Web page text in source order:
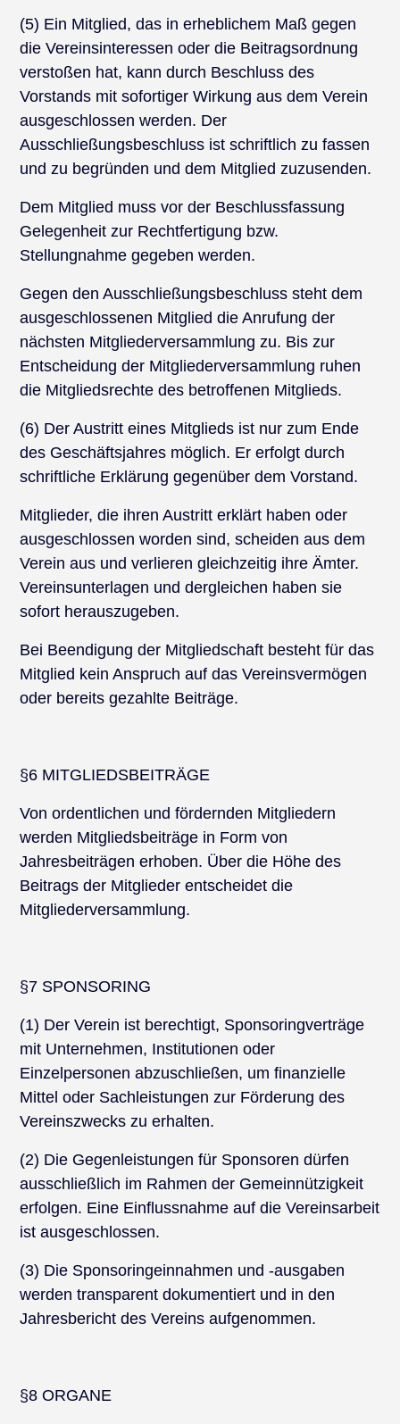
(5) Ein Mitglied, das in erheblichem Maß gegen
die Vereinsinteressen oder die Beitragsordnung
verstoßen hat, kann durch Beschluss des
Vorstands mit sofortiger Wirkung aus dem Verein
ausgeschlossen werden. Der
Ausschließungsbeschluss ist schriftlich zu fassen
und zu begründen und dem Mitglied zuzusenden.
Dem Mitglied muss vor der Beschlussfassung
Gelegenheit zur Rechtfertigung bzw.
Stellungnahme gegeben werden.
Gegen den Ausschließungsbeschluss steht dem
ausgeschlossenen Mitglied die Anrufung der
nächsten Mitgliederversammlung zu. Bis zur
Entscheidung der Mitgliederversammlung ruhen
die Mitgliedsrechte des betroffenen Mitglieds.
(6) Der Austritt eines Mitglieds ist nur zum Ende
des Geschäftsjahres möglich. Er erfolgt durch
schriftliche Erklärung gegenüber dem Vorstand.
Mitglieder, die ihren Austritt erklärt haben oder
ausgeschlossen worden sind, scheiden aus dem
Verein aus und verlieren gleichzeitig ihre Ämter.
Vereinsunterlagen und dergleichen haben sie
sofort herauszugeben.
Bei Beendigung der Mitgliedschaft besteht für das
Mitglied kein Anspruch auf das Vereinsvermögen
oder bereits gezahlte Beiträge.
§6 MITGLIEDSBEITRÄGE
Von ordentlichen und fördernden Mitgliedern
werden Mitgliedsbeiträge in Form von
Jahresbeiträgen erhoben. Über die Höhe des
Beitrags der Mitglieder entscheidet die
Mitgliederversammlung.
§7 SPONSORING
(1) Der Verein ist berechtigt, Sponsoringverträge
mit Unternehmen, Institutionen oder
Einzelpersonen abzuschließen, um finanzielle
Mittel oder Sachleistungen zur Förderung des
Vereinszwecks zu erhalten.
(2) Die Gegenleistungen für Sponsoren dürfen
ausschließlich im Rahmen der Gemeinnützigkeit
erfolgen. Eine Einflussnahme auf die Vereinsarbeit
ist ausgeschlossen.
(3) Die Sponsoringeinnahmen und -ausgaben
werden transparent dokumentiert und in den
Jahresbericht des Vereins aufgenommen.
§8 ORGANE